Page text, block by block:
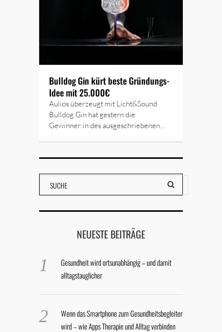
Bulldog Gin kürt beste Gründungs-
Idee mit 25.000€
Aulios überzeugt mit Licht&Sound
Bulldog Gin hat gestern die
Gewinner:in des ausgeschriebenen…
NEUESTE BEITRÄGE
Gesundheit wird ortsunabhängig – und damit
alltagstauglicher
Wenn das Smartphone zum Gesundheitsbegleiter
wird – wie Apps Therapie und Alltag verbinden